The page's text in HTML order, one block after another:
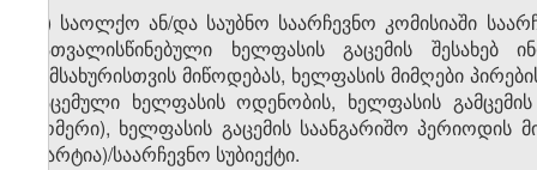
დ) საოლქო ან/და საუბნო საარჩევნო კომისიაში
გათვალისწინებული ხელფასის გაცემის შესახებ
სამსახურისთვის მიწოდებას, ხელფასის მიმღები
გაცემული ხელფასის ოდენობის, ხელფასის
ნომერი), ხელფასის გაცემის საანგარიშო
(პარტია)/საარჩევნო სუბიექტი.